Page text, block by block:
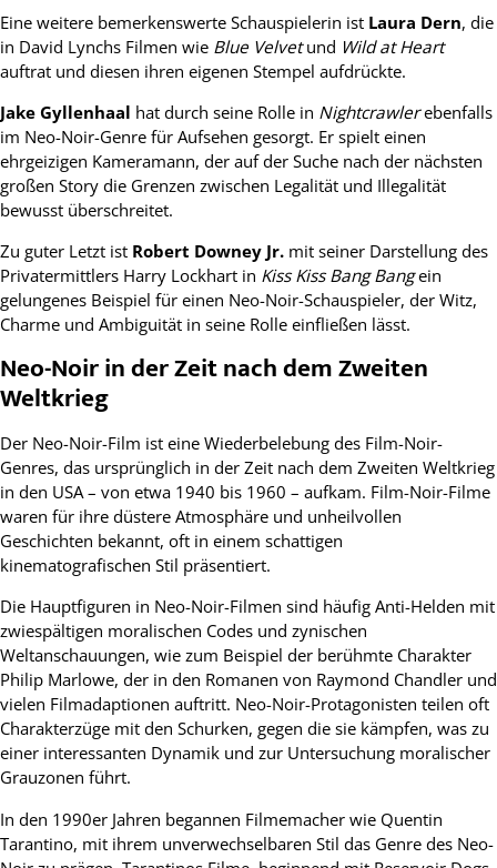
Eine weitere bemerkenswerte Schauspielerin ist Laura Dern, die
in David Lynchs Filmen wie Blue Velvetund Wild at Heart
auftrat und diesen ihren eigenen Stempel aufdrückte.
Jake Gyllenhaal hat durch seine Rolle in Nightcrawlerebenfalls
im Neo-Noir-Genre für Aufsehen gesorgt. Er spielt einen
ehrgeizigen Kameramann, der auf der Suche nach der nächsten
großen Story die Grenzen zwischen Legalität und Illegalität
bewusst überschreitet.
Zu guter Letzt ist Robert Downey Jr. mit seiner Darstellung des
Privatermittlers Harry Lockhart in Kiss Kiss Bang Bangein
gelungenes Beispiel für einen Neo-Noir-Schauspieler, der Witz,
Charme und Ambiguität in seine Rolle einfließen lässt.
Neo-Noir in der Zeit nach dem Zweiten
Weltkrieg
Der Neo-Noir-Film ist eine Wiederbelebung des Film-Noir-
Genres, das ursprünglich in der Zeit nach dem Zweiten Weltkrieg
in den USA – von etwa 1940 bis 1960 – aufkam. Film-Noir-Filme
waren für ihre düstere Atmosphäre und unheilvollen
Geschichten bekannt, oft in einem schattigen
kinematografischen Stil präsentiert.
Die Hauptfiguren in Neo-Noir-Filmen sind häufig Anti-Helden mit
zwiespältigen moralischen Codes und zynischen
Weltanschauungen, wie zum Beispiel der berühmte Charakter
Philip Marlowe, der in den Romanen von Raymond Chandler und
vielen Filmadaptionen auftritt. Neo-Noir-Protagonisten teilen oft
Charakterzüge mit den Schurken, gegen die sie kämpfen, was zu
einer interessanten Dynamik und zur Untersuchung moralischer
Grauzonen führt.
In den 1990er Jahren begannen Filmemacher wie Quentin
Tarantino, mit ihrem unverwechselbaren Stil das Genre des Neo-